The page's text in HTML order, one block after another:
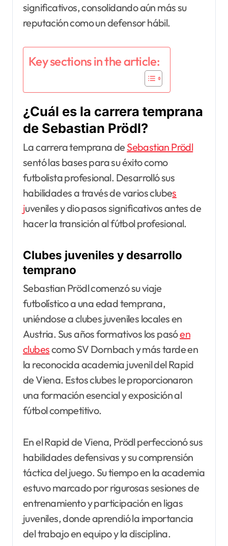
significativos, consolidando aún más su
reputación como un defensor hábil.
Key sections in the article:
¿Cuál es la carrera temprana
de Sebastian Prödl?
La carrera temprana de Sebastian Prödl
sentó las bases para su éxito como
futbolista profesional. Desarrolló sus
habilidades a través de varios clubes
juveniles y dio pasos significativos antes de
hacer la transición al fútbol profesional.
Clubes juveniles y desarrollo
temprano
Sebastian Prödl comenzó su viaje
futbolístico a una edad temprana,
uniéndose a clubes juveniles locales en
Austria. Sus años formativos los pasóen
clubescomo SV Dornbach y más tarde en
la reconocida academia juvenil del Rapid
de Viena. Estos clubes le proporcionaron
una formación esencial y exposición al
fútbol competitivo.
En el Rapid de Viena, Prödl perfeccionó sus
habilidades defensivas y su comprensión
táctica del juego. Su tiempo en la academia
estuvo marcado por rigurosas sesiones de
entrenamiento y participación en ligas
juveniles, donde aprendió la importancia
del trabajo en equipo y la disciplina.